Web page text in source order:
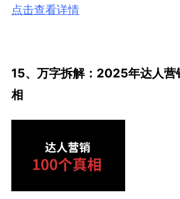
点击查看详情
15、万字拆解：2025年达人
相